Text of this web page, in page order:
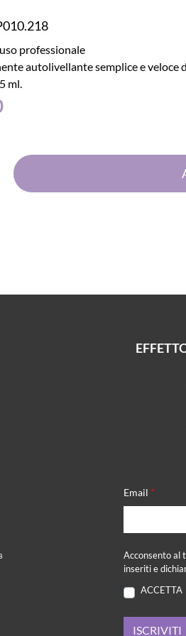
professionale
autolivellante semplice e veloce
ml.
Email *
Acconsento al
inseriti e
ACCETTA